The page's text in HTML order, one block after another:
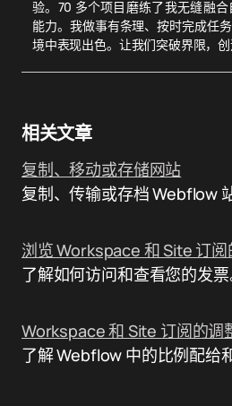
验。70 多个项目磨练了我无缝融
能力。我做事有条理、按时完成任
境中表现出色。让我们突破界限，创
相关文章
复制、移动或存储网站
复制、传输或存档 Webflow
浏览 Workspace 和 Site 订
了解如何访问和查看您的发票
Workspace 和 Site 订阅的调
了解 Webflow 中的比例配给